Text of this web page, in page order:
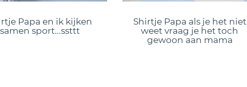
Papa en ik kijken
samen sport...ssttt
Shirtje Papa als je het niet
weet vraag je het toch
gewoon aan mama